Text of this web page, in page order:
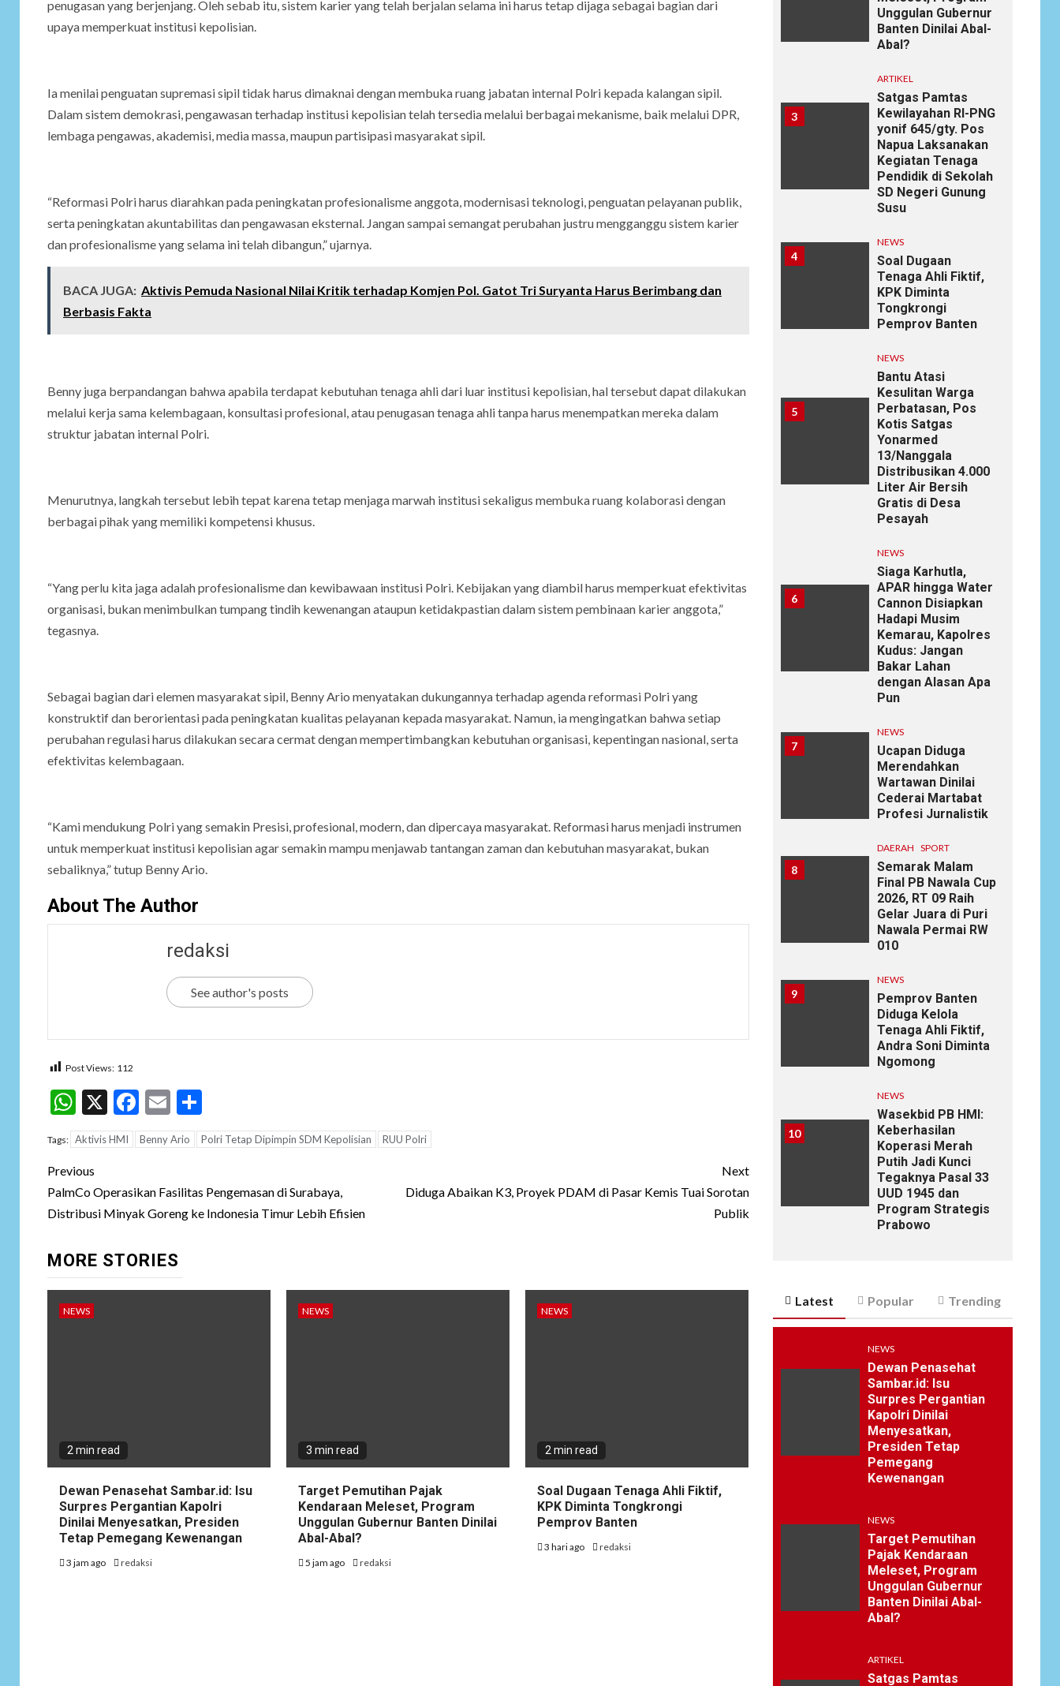
penugasan yang berjenjang. Oleh sebab itu, sistem karier yang telah berjalan selama ini harus tetap dijaga sebagai bagian dari
upaya memperkuat institusi kepolisian.
Ia menilai penguatan supremasi sipil tidak harus dimaknai dengan membuka ruang jabatan internal Polri kepada kalangan sipil.
Dalam sistem demokrasi, pengawasan terhadap institusi kepolisian telah tersedia melalui berbagai mekanisme, baik melalui DPR,
lembaga pengawas, akademisi, media massa, maupun partisipasi masyarakat sipil.
“Reformasi Polri harus diarahkan pada peningkatan profesionalisme anggota, modernisasi teknologi, penguatan pelayanan publik,
serta peningkatan akuntabilitas dan pengawasan eksternal. Jangan sampai semangat perubahan justru mengganggu sistem karier
dan profesionalisme yang selama ini telah dibangun,” ujarnya.
BACA JUGA: Aktivis Pemuda Nasional Nilai Kritik terhadap Komjen Pol. Gatot Tri Suryanta Harus Berimbang dan
Berbasis Fakta
Benny juga berpandangan bahwa apabila terdapat kebutuhan tenaga ahli dari luar institusi kepolisian, hal tersebut dapat dilakukan
melalui kerja sama kelembagaan, konsultasi profesional, atau penugasan tenaga ahli tanpa harus menempatkan mereka dalam
struktur jabatan internal Polri.
Menurutnya, langkah tersebut lebih tepat karena tetap menjaga marwah institusi sekaligus membuka ruang kolaborasi dengan
berbagai pihak yang memiliki kompetensi khusus.
“Yang perlu kita jaga adalah profesionalisme dan kewibawaan institusi Polri. Kebijakan yang diambil harus memperkuat efektivitas
organisasi, bukan menimbulkan tumpang tindih kewenangan ataupun ketidakpastian dalam sistem pembinaan karier anggota,”
tegasnya.
Sebagai bagian dari elemen masyarakat sipil, Benny Ario menyatakan dukungannya terhadap agenda reformasi Polri yang
konstruktif dan berorientasi pada peningkatan kualitas pelayanan kepada masyarakat. Namun, ia mengingatkan bahwa setiap
perubahan regulasi harus dilakukan secara cermat dengan mempertimbangkan kebutuhan organisasi, kepentingan nasional, serta
efektivitas kelembagaan.
“Kami mendukung Polri yang semakin Presisi, profesional, modern, dan dipercaya masyarakat. Reformasi harus menjadi instrumen
untuk memperkuat institusi kepolisian agar semakin mampu menjawab tantangan zaman dan kebutuhan masyarakat, bukan
sebaliknya,” tutup Benny Ario.
About The Author
redaksi
See author's posts
Post Views: 112
WhatsApp
X Facebook
Email
Tags: Aktivis HMI Benny Ario Polri Tetap Dipimpin SDM Kepolisian RUU Polri
Post
navigation
Previous
PalmCo Operasikan Fasilitas Pengemasan di Surabaya,
Distribusi Minyak Goreng ke Indonesia Timur Lebih Efisien
Next
Diduga Abaikan K3, Proyek PDAM di Pasar Kemis Tuai Sorotan
Publik
MORE STORIES
NEWS
2 min read
Dewan Penasehat Sambar.id: Isu
Surpres Pergantian Kapolri
Dinilai Menyesatkan, Presiden
Tetap Pemegang Kewenangan
3 jam ago redaksi
NEWS
3 min read
Target Pemutihan Pajak
Kendaraan Meleset, Program
Unggulan Gubernur Banten Dinilai
Abal-Abal?
5 jam ago redaksi
NEWS
2 min read
Soal Dugaan Tenaga Ahli Fiktif,
KPK Diminta Tongkrongi
Pemprov Banten
3 hari ago redaksi
Unggulan Gubernur
Banten Dinilai Abal-
Abal?
3
ARTIKEL
Satgas Pamtas
Kewilayahan RI-PNG
yonif 645/gty. Pos
Napua Laksanakan
Kegiatan Tenaga
Pendidik di Sekolah
SD Negeri Gunung
Susu
4
NEWS
Soal Dugaan
Tenaga Ahli Fiktif,
KPK Diminta
Tongkrongi
Pemprov Banten
5
NEWS
Bantu Atasi
Kesulitan Warga
Perbatasan, Pos
Kotis Satgas
Yonarmed
13/Nanggala
Distribusikan 4.000
Liter Air Bersih
Gratis di Desa
Pesayah
6
NEWS
Siaga Karhutla,
APAR hingga Water
Cannon Disiapkan
Hadapi Musim
Kemarau, Kapolres
Kudus: Jangan
Bakar Lahan
dengan Alasan Apa
Pun
7
NEWS
Ucapan Diduga
Merendahkan
Wartawan Dinilai
Cederai Martabat
Profesi Jurnalistik
8
DAERAH SPORT
Semarak Malam
Final PB Nawala Cup
2026, RT 09 Raih
Gelar Juara di Puri
Nawala Permai RW
010
9
NEWS
Pemprov Banten
Diduga Kelola
Tenaga Ahli Fiktif,
Andra Soni Diminta
Ngomong
10
NEWS
Wasekbid PB HMI:
Keberhasilan
Koperasi Merah
Putih Jadi Kunci
Tegaknya Pasal 33
UUD 1945 dan
Program Strategis
Prabowo
Latest Popular Trending
NEWS
Dewan Penasehat
Sambar.id: Isu
Surpres Pergantian
Kapolri Dinilai
Menyesatkan,
Presiden Tetap
Pemegang
Kewenangan
NEWS
Target Pemutihan
Pajak Kendaraan
Meleset, Program
Unggulan Gubernur
Banten Dinilai Abal-
Abal?
ARTIKEL
Satgas Pamtas